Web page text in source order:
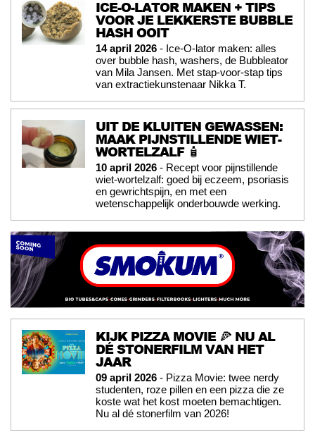
ICE-O-LATOR MAKEN + TIPS
VOOR JE LEKKERSTE BUBBLE
HASH OOIT
14 april 2026 - Ice-O-lator maken: alles
over bubble hash, washers, de Bubbleator
van Mila Jansen. Met stap-voor-stap tips
van extractiekunstenaar Nikka T.
UIT DE KLUITEN GEWASSEN:
MAAK PIJNSTILLENDE WIET-
WORTELZALF 🧴
10 april 2026 - Recept voor pijnstillende
wiet-wortelzalf: goed bij eczeem, psoriasis
en gewrichtspijn, en met een
wetenschappelijk onderbouwde werking.
KIJK PIZZA MOVIE 🍕 NU AL
DÉ STONERFILM VAN HET
JAAR
09 april 2026 - Pizza Movie: twee nerdy
studenten, roze pillen en een pizza die ze
koste wat het kost moeten bemachtigen.
Nu al dé stonerfilm van 2026!